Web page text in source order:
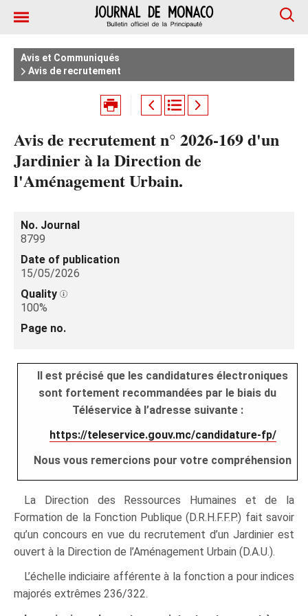
Avis et Communiqués
Avis de recrutement
Avis de recrutement n° 2026-169 d'un
Jardinier à la Direction de
l'Aménagement Urbain.
No. Journal
8799
Date of publication
15/05/2026
Quality
100%
Page no.
Il est précisé que les candidatures électroniques
sont fortement recommandées par le biais du
Téléservice à l’adresse suivante :
https://teleservice.gouv.mc/candidature-fp/
Nous vous remercions pour votre compréhension
La Direction des Ressources Humaines et de la
Formation de la Fonction Publique (D.R.H.F.F.P.) fait savoir
qu’un concours en vue du recrutement d’un Jardinier est
ouvert à la Direction de l’Aménagement Urbain (D.A.U.).
L’échelle indiciaire afférente à la fonction a pour indices
majorés extrêmes 236/322.